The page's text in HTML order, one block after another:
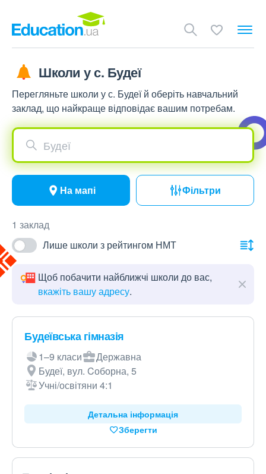
Школи у с. Будеї
Перегляньте школи у с. Будеї й оберіть навчальний
заклад, що найкраще відповідає вашим потребам.
Будеї
На мапі Фільтри
1 заклад
Лише школи з рейтингом НМТ
Щоб побачити найближчі школи до вас,
вкажіть вашу адресу.
Будеївська гімназія
1–9 класи
Державна
Будеї, вул. Cоборна, 5
Учні/освітяни 4:1
Детальна інформація
Зберегти